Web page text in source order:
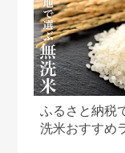
ふるさと納税
洗米おすすめ